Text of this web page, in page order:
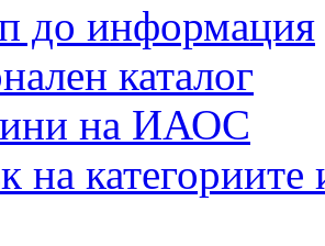
до информация
каталог
на ИАОС
на